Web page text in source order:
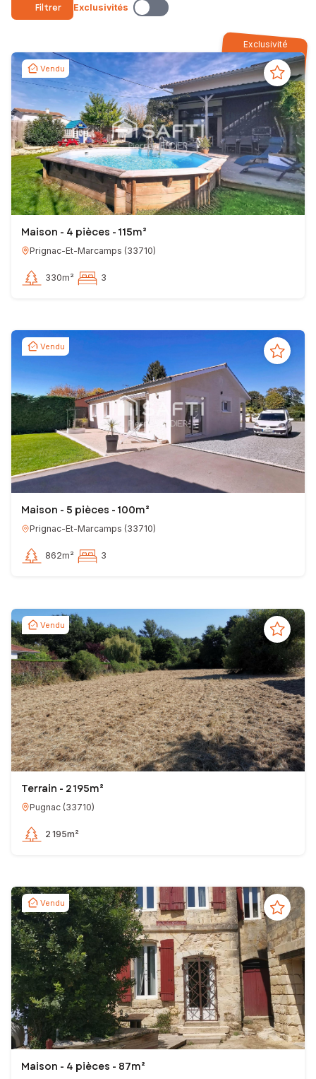
Filtrer Exclusivités
Exclusivité
Vendu
Maison - 4 pièces - 115m²
Prignac-Et-Marcamps (33710)
330m² 3
Vendu
Maison - 5 pièces - 100m²
Prignac-Et-Marcamps (33710)
862m² 3
Vendu
Terrain - 2 195m²
Pugnac (33710)
2 195m²
Vendu
Maison - 4 pièces - 87m²